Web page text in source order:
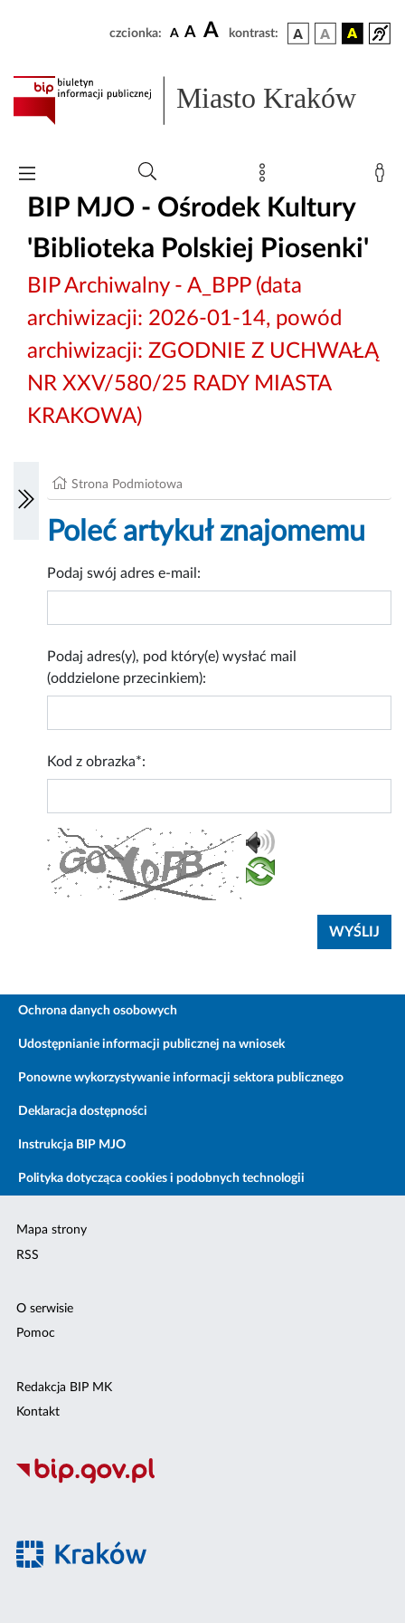
czcionka: A A A kontrast:
Miasto Kraków
BIP MJO - Ośrodek Kultury
'Biblioteka Polskiej Piosenki'
BIP Archiwalny - A_BPP (data
archiwizacji: 2026-01-14, powód
archiwizacji: ZGODNIE Z UCHWAŁĄ
NR XXV/580/25 RADY MIASTA
KRAKOWA)
Strona Podmiotowa
Poleć artykuł znajomemu
Podaj swój adres e-mail:
Podaj adres(y), pod który(e) wysłać mail
(oddzielone przecinkiem):
Kod z obrazka*:
Ochrona danych osobowych
Udostępnianie informacji publicznej na wniosek
Ponowne wykorzystywanie informacji sektora publicznego
Deklaracja dostępności
Instrukcja BIP MJO
Polityka dotycząca cookies i podobnych technologii
Mapa strony
RSS
O serwisie
Pomoc
Redakcja BIP MK
Kontakt